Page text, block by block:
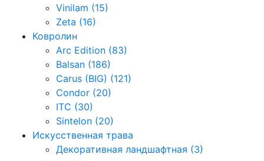
Vinilam (15)
Zeta (16)
Ковролин
Arc Edition (83)
Balsan (186)
Carus (BIG) (121)
Condor (20)
ITC (30)
Sintelon (20)
Искусственная трава
Декоративная ландшафтная (3)